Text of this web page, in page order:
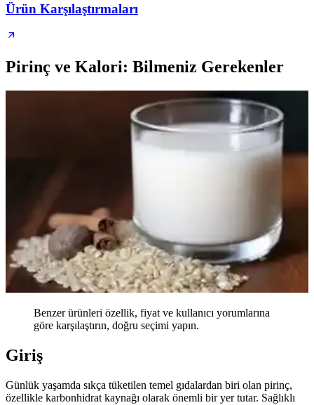
Ürün Karşılaştırmaları
Pirinç ve Kalori: Bilmeniz Gerekenler
Benzer ürünleri özellik, fiyat ve kullanıcı yorumlarına
göre karşılaştırın, doğru seçimi yapın.
Giriş
Günlük yaşamda sıkça tüketilen temel gıdalardan biri olan pirinç,
özellikle karbonhidrat kaynağı olarak önemli bir yer tutar. Sağlıklı